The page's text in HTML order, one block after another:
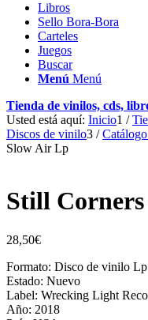
Libros
Sello Bora-Bora
Carteles
Juegos
Buscar
Menú Menú
Tienda de vinilos, cds,
Usted está aquí: Inicio1 /
Discos de vinilo3 /
Slow Air Lp
Still
28,50€
Formato: Disco de vinilo Lp
Estado: Nuevo
Label: Wrecking Light
Año: 2018